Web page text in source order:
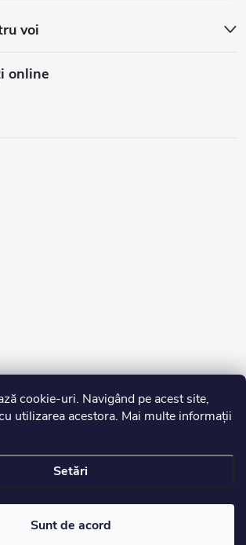
cookie-uri. Navigând pe acest site,
utilizarea acestora. Mai multe informații
Setări
Sunt de acord
voi
online
2026Edurko.ro. Toate drepturile rezervate.